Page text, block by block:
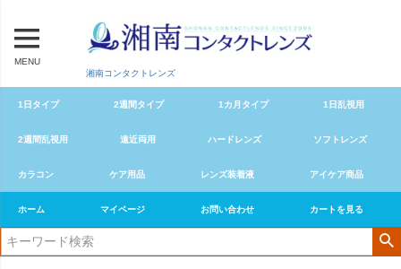
MENU
湘南コンタクトレンズ
1日タイプ 2週間タイプ 1カ月タイプ 1日乱視用
2週間乱視用 遠近両用 ハードレンズ ソフトレンズ
カラコン ケア用品 レンズ装着液 アイケア商品
ホーム マイページ お問い合わせ カートを見る